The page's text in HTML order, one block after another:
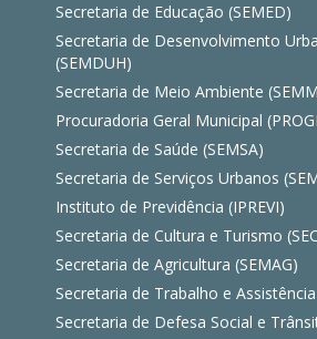
Secretaria de Educação (SEMED)
Secretaria de Desenvolvimento
(SEMDUH)
Secretaria de Meio Ambiente
Procuradoria Geral Municipal
Secretaria de Saúde (SEMSA)
Secretaria de Serviços Urbanos
Instituto de Previdência (IPREVI)
Secretaria de Cultura e Turismo
Secretaria de Agricultura (SEMAG)
Secretaria de Trabalho e
Secretaria de Defesa Social e